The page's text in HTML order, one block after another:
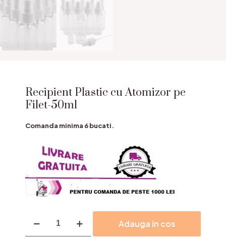
Recipient Plastic cu Atomizor pe
Filet-50ml
Comanda minima 6 bucati.
Recipient
Plastic
Adauga in cos